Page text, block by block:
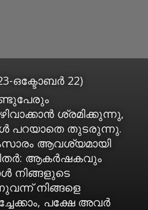
ഒക്ടോബര്‍ 22)
ശ്രമിക്കുന്നു,
പറയാതെ തുടരുന്നു.
ആവശ്യമായി
ആകര്‍ഷകവും
നിങ്ങളുടെ
നിങ്ങളെ
പക്ഷേ അവര്‍